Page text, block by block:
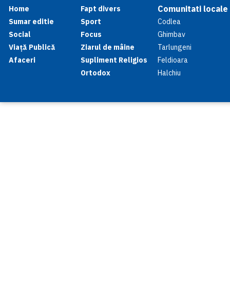
Home
Sumar editie
Social
Viață Publică
Afaceri
Fapt divers
Sport
Focus
Ziarul de mâine
Supliment Religios
Ortodox
Comunitati locale
Codlea
Ghimbav
Tarlungeni
Feldioara
Halchiu